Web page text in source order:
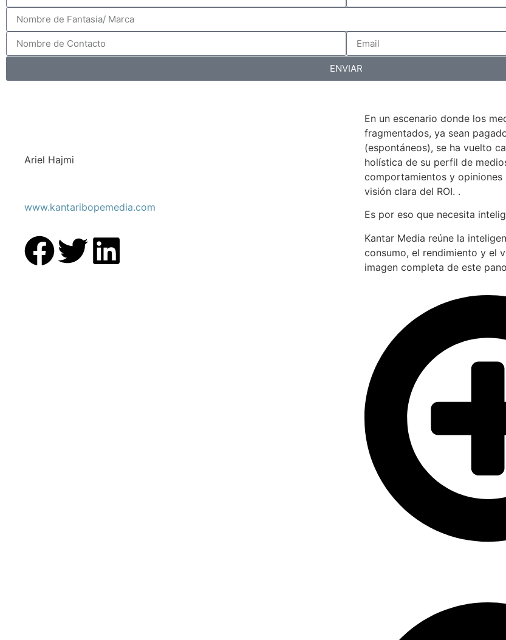
ENVIAR
Ariel Hajmi
www.kantaribopemedia.com
En un escenario donde los
fragmentados, ya sean
(espontáneos), se ha vuelto
holística de su perfil de
comportamientos y
visión clara del ROI. .
Es por eso que necesita
Kantar Media reúne la
consumo, el rendimiento y el
imagen completa de este